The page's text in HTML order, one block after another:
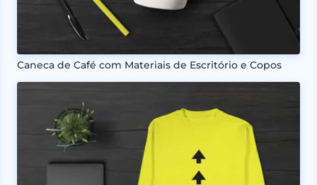
Caneca de Café com Materiais de Escritório e Copos